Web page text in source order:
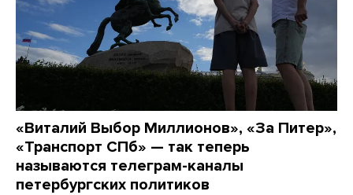
«Виталий Выбор Миллионов», «За Питер»,
«Транспорт СПб» — так теперь
называются телеграм-каналы
петербургских политиков